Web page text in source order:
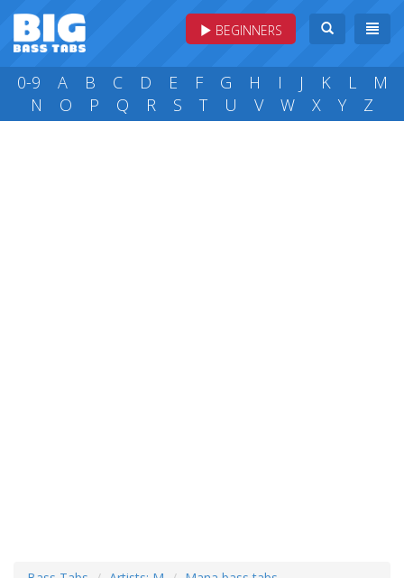
BEGINNERS
0-9 A B C D E F G H I J K L
M
N
O P Q R S T U V W X Y Z